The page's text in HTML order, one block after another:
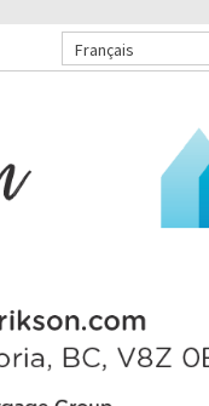
Français